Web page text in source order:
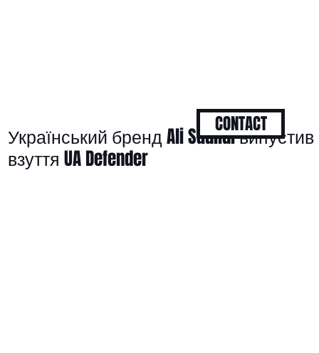
Український бренд Ali Saulidi
взуття UA Defender
CONTACT